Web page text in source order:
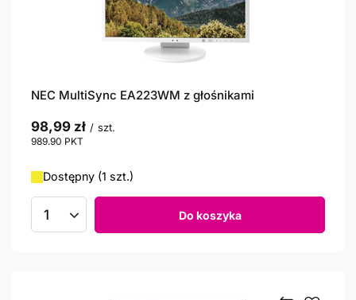
NEC MultiSync EA223WM z głośnikami
98,99 zł / szt.
989.90 PKT
Dostępny (1 szt.)
Ilość produktów Do koszyka